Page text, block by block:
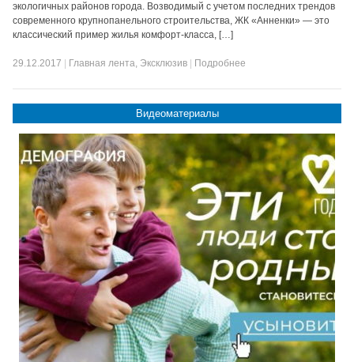
экологичных районов города. Возводимый с учетом последних трендов
современного крупнопанельного строительства, ЖК «Анненки» — это
классический пример жилья комфорт-класса, […]
29.12.2017 Главная лента, Эксклюзив Подробнее
Видеоматериалы